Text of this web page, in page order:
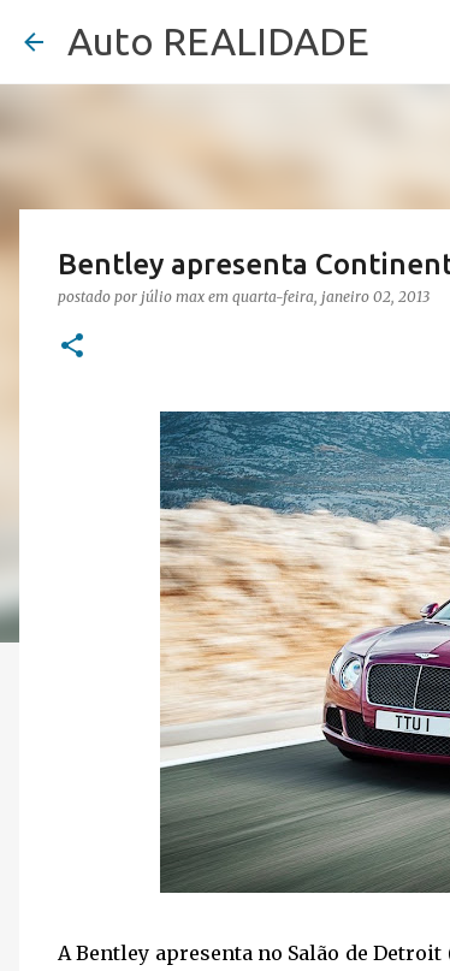
Auto REALIDADE
Bentley apresenta
postado por júlio max em quarta-feira, janeiro 02, 2013
A Bentley apresenta no Salão de